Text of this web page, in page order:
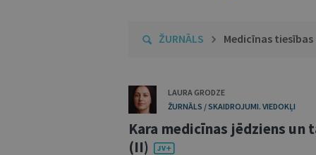
ŽURNĀLS Medicīnas tiesības
LAURA GRODZE
ŽURNĀLS / SKAIDROJUMI. VIEDOKĻI
Kara medicīnas jēdziens
(II)